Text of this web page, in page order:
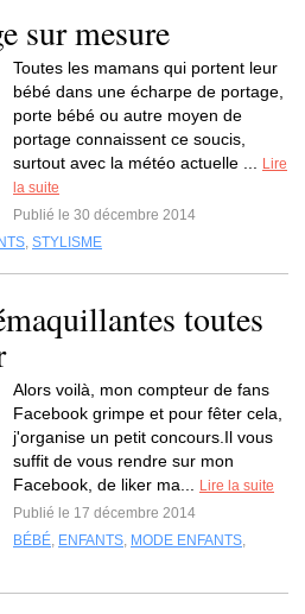
sur mesure
Toutes les mamans qui portent leur
bébé dans une écharpe de portage,
porte bébé ou autre moyen de
portage connaissent ce soucis,
surtout avec la météo actuelle ...
Lire
la suite
Publié le 30 décembre 2014
, STYLISME
toutes
Alors voilà, mon compteur de fans
Facebook grimpe et pour fêter cela,
j'organise un petit concours.Il vous
suffit de vous rendre sur mon
Facebook, de liker ma...
Lire la suite
Publié le 17 décembre 2014
BÉBÉ, ENFANTS, MODE ENFANTS,